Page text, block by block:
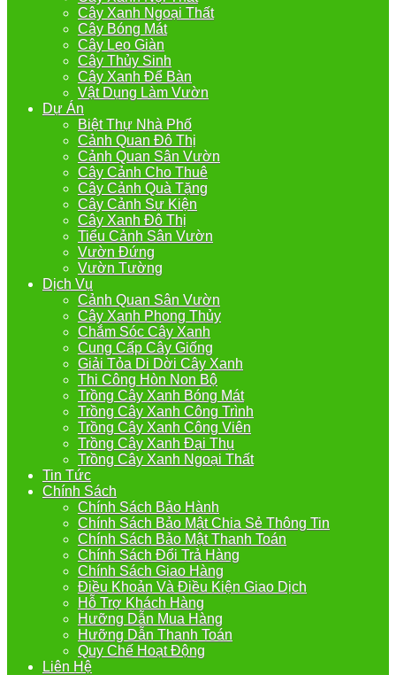
Cây Xanh Ngoại Thất
Cây Bóng Mát
Cây Leo Giàn
Cây Thủy Sinh
Cây Xanh Để Bàn
Vật Dụng Làm Vườn
Dự Án
Biệt Thự Nhà Phố
Cảnh Quan Đô Thị
Cảnh Quan Sân Vườn
Cây Cảnh Cho Thuê
Cây Cảnh Quà Tặng
Cây Cảnh Sự Kiện
Cây Xanh Đô Thị
Tiểu Cảnh Sân Vườn
Vườn Đứng
Vườn Tường
Dịch Vụ
Cảnh Quan Sân Vườn
Cây Xanh Phong Thủy
Chắm Sóc Cây Xanh
Cung Cấp Cây Giống
Giải Tỏa Di Dời Cây Xanh
Thi Công Hòn Non Bộ
Trồng Cây Xanh Bóng Mát
Trồng Cây Xanh Công Trình
Trồng Cây Xanh Công Viên
Trồng Cây Xanh Đại Thụ
Trồng Cây Xanh Ngoại Thất
Tin Tức
Chính Sách
Chính Sách Bảo Hành
Chính Sách Bảo Mật Chia Sẻ Thông Tin
Chính Sách Bảo Mật Thanh Toán
Chính Sách Đổi Trả Hàng
Chính Sách Giao Hàng
Điều Khoản Và Điều Kiện Giao Dịch
Hỗ Trợ Khách Hàng
Hưỡng Dẫn Mua Hàng
Hưỡng Dẫn Thanh Toán
Quy Chế Hoạt Động
Liên Hệ